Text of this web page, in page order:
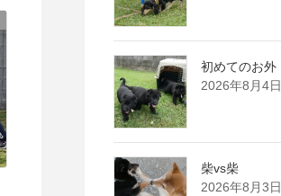
初めてのお外
2026年8月4日
柴vs柴
2026年8月3日